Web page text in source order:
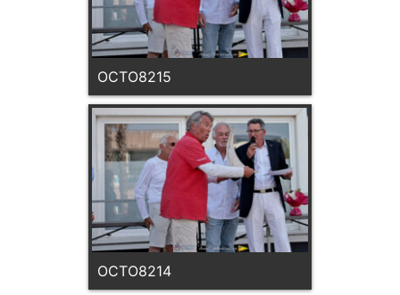
OCTO8215
OCTO8214